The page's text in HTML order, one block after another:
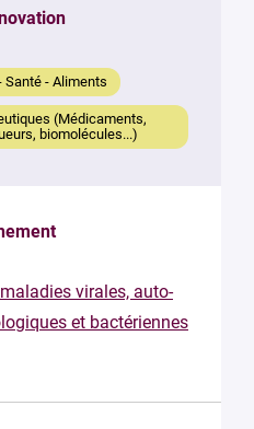
Santé - Aliments
(Médicaments,
biomolécules...)
virales, auto-
et bactériennes